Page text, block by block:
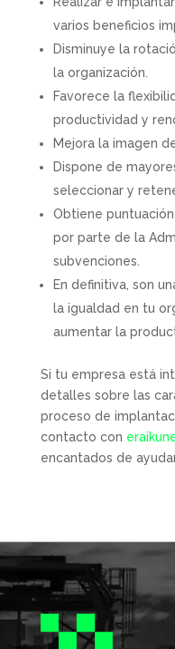
varios beneficios
Disminuye la
la organización.
Favorece la
productividad y
Mejora la imagen
Dispone de
seleccionar y
Obtiene
por parte de la
subvenciones.
En definitiva, son
la igualdad en tu
aumentar la
Si tu empresa está
detalles sobre las
proceso de
contacto con
encantados de